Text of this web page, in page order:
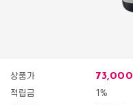
상품가 73,000
적립금
1%